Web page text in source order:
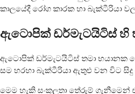
කාලයේදී රෝග කාරක හා බැක්ටීරියා
ඇටොපික් ඩර්මැටයිටිස් හි
ඇටොපික් ඩර්මැටයිටිස් තමා භයානක
සම හරහා බැක්ටීරියා ඇතුළු වන විට සිදු
මෙම හැකි සංකූලතා තේරුම් ගැනීමෙන්